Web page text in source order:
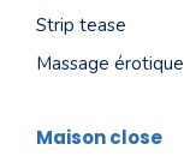
Strip tease
Massage érotique
Maison close